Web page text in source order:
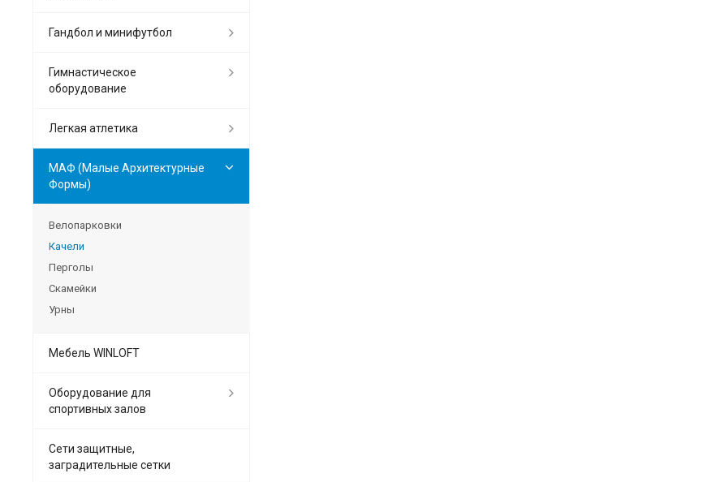
Гандбол и минифутбол
Гимнастическое
оборудование
Легкая атлетика
МАФ (Малые Архитектурные
Формы)
Велопарковки
Качели
Перголы
Скамейки
Урны
Мебель WINLOFT
Оборудование для
спортивных залов
Сети защитные,
заградительные сетки